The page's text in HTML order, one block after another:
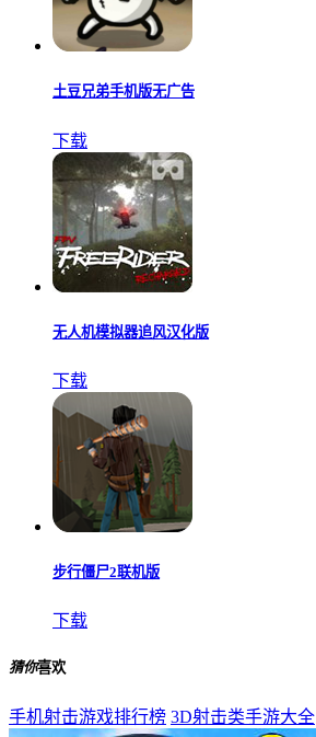
土豆兄弟手机版无广告
下载
无人机模拟器追风汉化版
下载
步行僵尸2联机版
下载
猜你喜欢
手机射击游戏排行榜 3D射击类手游大全